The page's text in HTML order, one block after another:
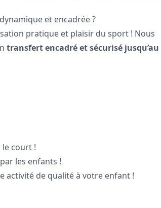
et encadrée ?
pratique et plaisir du sport ! Nous
transfert encadré et sécurisé
le court !
les enfants !
activité de qualité à votre enfant !